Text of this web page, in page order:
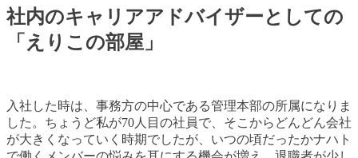
社内のキャリアアドバイザーとしての
「えりこの部屋」
入社した時は、事務方の中心である管理本部の所属になりま
した。ちょうど私が70人目の社員で、そこからどんどん会社
が大きくなっていく時期でしたが、いつの頃だったかナハト